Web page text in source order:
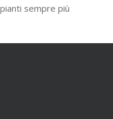
sempre più